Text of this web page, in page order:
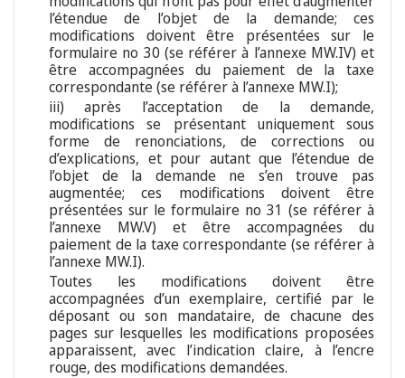
l’étendue de l’objet de la demande; ces
modifications doivent être présentées sur le
formulaire no 30 (se référer à l’annexe MW.IV) et
être accompagnées du paiement de la taxe
correspondante (se référer à l’annexe MW.I);
iii) après l’acceptation de la demande,
modifications se présentant uniquement sous
forme de renonciations, de corrections ou
d’explications, et pour autant que l’étendue de
l’objet de la demande ne s’en trouve pas
augmentée; ces modifications doivent être
présentées sur le formulaire no 31 (se référer à
l’annexe MW.V) et être accompagnées du
paiement de la taxe correspondante (se référer à
l’annexe MW.I).
Toutes les modifications doivent être
accompagnées d’un exemplaire, certifié par le
déposant ou son mandataire, de chacune des
pages sur lesquelles les modifications proposées
apparaissent, avec l’indication claire, à l’encre
rouge, des modifications demandées.